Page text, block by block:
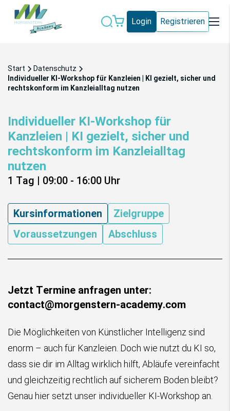
Login Registrieren
IT-Vergabe
Künstliche
Marketing Microsoft 365
Schweiz Social Media
Alle Blogeinträge
Start
Datenschutz
Individueller KI-Workshop für Kanzleien | KI gezielt, sicher und
rechtskonform im Kanzleialltag nutzen
Individueller KI-Workshop für
Kanzleien | KI gezielt, sicher und
rechtskonform im Kanzleialltag
nutzen
1 Tag | 09:00 - 16:00 Uhr
Kursinformationen
Zielgruppe
Voraussetzungen
Abschluss
Jetzt Termine anfragen unter:
contact@morgenstern-academy.com
Die Möglichkeiten von Künstlicher Intelligenz sind
enorm – auch für Kanzleien. Doch wie nutzt du KI so,
dass sie dir im Alltag wirklich hilft, Abläufe vereinfacht
und gleichzeitig rechtlich auf sicherem Boden bleibt?
Genau hier setzt unser individueller KI-Workshop an.